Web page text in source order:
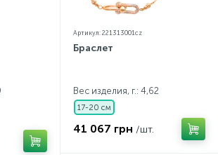
Артикул: 221313001cz
Браслет
Вес изделия, г.: 4,62
17-20 см
41 067 грн /шт.